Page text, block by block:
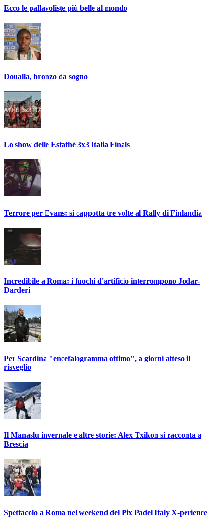
Ecco le pallavoliste più belle al mondo
Doualla, bronzo da sogno
Lo show delle Estathé 3x3 Italia Finals
Terrore per Evans: si cappotta tre volte al Rally di Finlandia
Incredibile a Roma: i fuochi d'artificio interrompono Jodar-
Darderi
Per Scardina "encefalogramma ottimo", a giorni atteso il
risveglio
Il Manaslu invernale e altre storie: Alex Txikon si racconta a
Brescia
Spettacolo a Roma nel weekend del Pix Padel Italy X-perience